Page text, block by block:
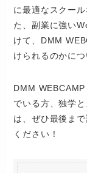
に最適なスクー
た、副業に強い
けて、DMM
けられるのかに
DMM
でいる方、独学
は、ぜひ最後ま
ください！